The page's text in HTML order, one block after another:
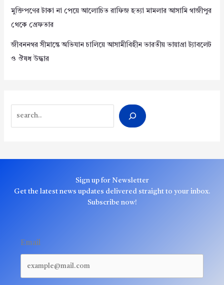
মুক্তিপণের টাকা না পেয়ে আলোচিত রাফিজ হত্যা মামলার আসামি গাজীপুর
থেকে গ্রেফতার
জীবননগর সীমান্তে অভিযান চালিয়ে আসামীবিহীন ভারতীয় ভায়াগ্রা ট্যাবলেট
ও ঔষধ উদ্ধার
Sign up for Newsletter
Get the latest news updates delivered straight to your inbox.
Subscribe now!
Email